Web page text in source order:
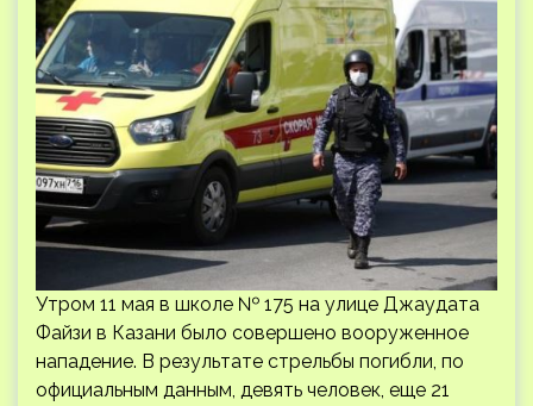
Утром 11 мая в школе № 175 на улице Джаудата
Файзи в Казани было совершено вооруженное
нападение. В результате стрельбы погибли, по
официальным данным, девять человек, еще 21